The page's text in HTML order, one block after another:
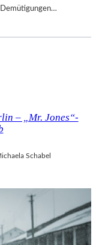
– „Mr. Jones“-
Schabel